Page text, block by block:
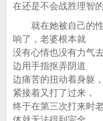
在还是不会战胜理智
就在她被自己的性
响了，老婆根本就
没有心情也没有力气
边用手指抠弄阴道
边痛苦的扭动着身躯
紧接着又打了过来，
终于在第三次打来时